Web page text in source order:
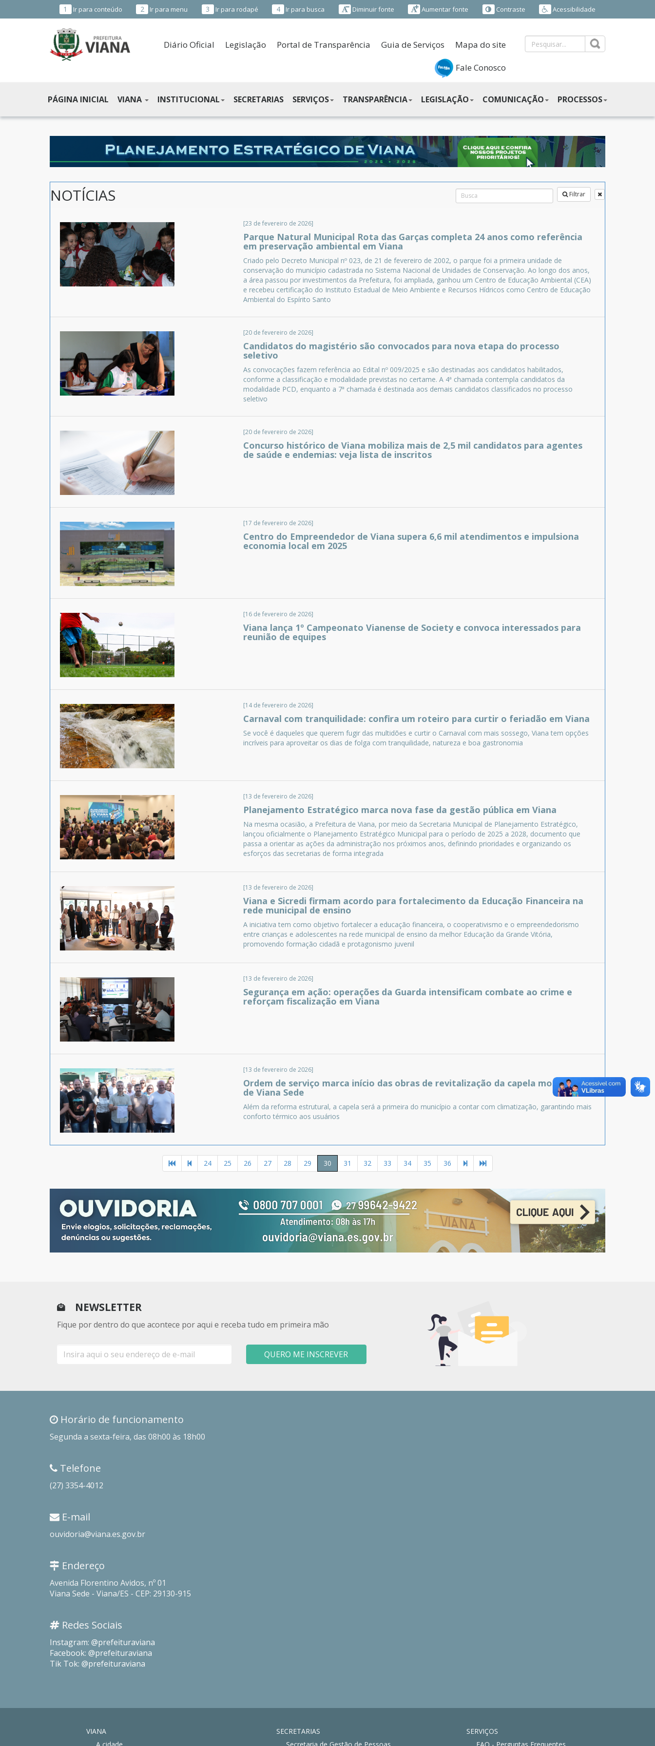
1 Ir para conteúdo 2 Ir para menu 3 Ir para rodapé 4 Ir para busca Diminuir fonte Aumentar fonte Contraste Acessibilidade
MUNICIPAL
DE
VIANA
ES
Diário Oficial Legislação Portal de Transparência Guia de Serviços Mapa do site
Fale Conosco
PÁGINA INICIAL VIANA INSTITUCIONAL SECRETARIAS SERVIÇOS TRANSPARÊNCIA LEGISLAÇÃO COMUNICAÇÃO PROCESSOS
NOTÍCIAS Filtrar
[23 de fevereiro de 2026]
Parque Natural Municipal Rota das Garças completa 24 anos como referência
em preservação ambiental em Viana
Criado pelo Decreto Municipal nº 023, de 21 de fevereiro de 2002, o parque foi a primeira unidade de
conservação do município cadastrada no Sistema Nacional de Unidades de Conservação. Ao longo dos anos,
a área passou por investimentos da Prefeitura, foi ampliada, ganhou um Centro de Educação Ambiental (CEA)
e recebeu certificação do Instituto Estadual de Meio Ambiente e Recursos Hídricos como Centro de Educação
Ambiental do Espírito Santo
[20 de fevereiro de 2026]
Candidatos do magistério são convocados para nova etapa do processo
seletivo
As convocações fazem referência ao Edital nº 009/2025 e são destinadas aos candidatos habilitados,
conforme a classificação e modalidade previstas no certame. A 4ª chamada contempla candidatos da
modalidade PCD, enquanto a 7ª chamada é destinada aos demais candidatos classificados no processo
seletivo
[20 de fevereiro de 2026]
Concurso histórico de Viana mobiliza mais de 2,5 mil candidatos para agentes
de saúde e endemias: veja lista de inscritos
[17 de fevereiro de 2026]
Centro do Empreendedor de Viana supera 6,6 mil atendimentos e impulsiona
economia local em 2025
[16 de fevereiro de 2026]
Viana lança 1º Campeonato Vianense de Society e convoca interessados para
reunião de equipes
[14 de fevereiro de 2026]
Carnaval com tranquilidade: confira um roteiro para curtir o feriadão em Viana
Se você é daqueles que querem fugir das multidões e curtir o Carnaval com mais sossego, Viana tem opções
incríveis para aproveitar os dias de folga com tranquilidade, natureza e boa gastronomia
[13 de fevereiro de 2026]
Planejamento Estratégico marca nova fase da gestão pública em Viana
Na mesma ocasião, a Prefeitura de Viana, por meio da Secretaria Municipal de Planejamento Estratégico,
lançou oficialmente o Planejamento Estratégico Municipal para o período de 2025 a 2028, documento que
passa a orientar as ações da administração nos próximos anos, definindo prioridades e organizando os
esforços das secretarias de forma integrada
[13 de fevereiro de 2026]
Viana e Sicredi firmam acordo para fortalecimento da Educação Financeira na
rede municipal de ensino
A iniciativa tem como objetivo fortalecer a educação financeira, o cooperativismo e o empreendedorismo
entre crianças e adolescentes na rede municipal de ensino da melhor Educação da Grande Vitória,
promovendo formação cidadã e protagonismo juvenil
[13 de fevereiro de 2026]
Segurança em ação: operações da Guarda intensificam combate ao crime e
reforçam fiscalização em Viana
[13 de fevereiro de 2026]
Ordem de serviço marca início das obras de revitalização da capela mortuária
de Viana Sede
Além da reforma estrutural, a capela será a primeira do município a contar com climatização, garantindo mais
conforto térmico aos usuários
24 25 26 27 28 29 30 31 32 33 34 35 36
NEWSLETTER
Fique por dentro do que acontece por aqui e receba tudo em primeira mão
mail
QUERO ME INSCREVER
Horário de funcionamento
Segunda a sexta-feira, das 08h00 às 18h00
Telefone
(27) 3354-4012
E-mail
ouvidoria@viana.es.gov.br
Endereço
Avenida Florentino Avidos, nº 01
Viana Sede - Viana/ES - CEP: 29130-915
Redes Sociais
Instagram: @prefeituraviana
Facebook: @prefeituraviana
Tik Tok: @prefeituraviana
VIANA
SECRETARIAS
SERVIÇOS